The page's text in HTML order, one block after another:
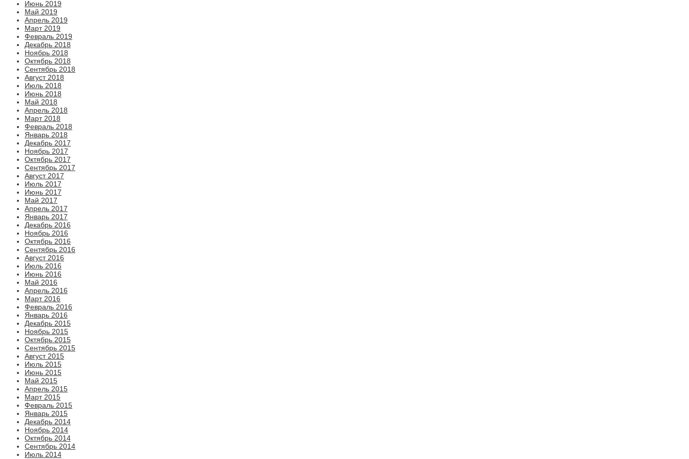
Июнь 2019
Май 2019
Апрель 2019
Март 2019
Февраль 2019
Декабрь 2018
Ноябрь 2018
Октябрь 2018
Сентябрь 2018
Август 2018
Июль 2018
Июнь 2018
Май 2018
Апрель 2018
Март 2018
Февраль 2018
Январь 2018
Декабрь 2017
Ноябрь 2017
Октябрь 2017
Сентябрь 2017
Август 2017
Июль 2017
Июнь 2017
Май 2017
Апрель 2017
Январь 2017
Декабрь 2016
Ноябрь 2016
Октябрь 2016
Сентябрь 2016
Август 2016
Июль 2016
Июнь 2016
Май 2016
Апрель 2016
Март 2016
Февраль 2016
Январь 2016
Декабрь 2015
Ноябрь 2015
Октябрь 2015
Сентябрь 2015
Август 2015
Июль 2015
Июнь 2015
Май 2015
Апрель 2015
Март 2015
Февраль 2015
Январь 2015
Декабрь 2014
Ноябрь 2014
Октябрь 2014
Сентябрь 2014
Июль 2014